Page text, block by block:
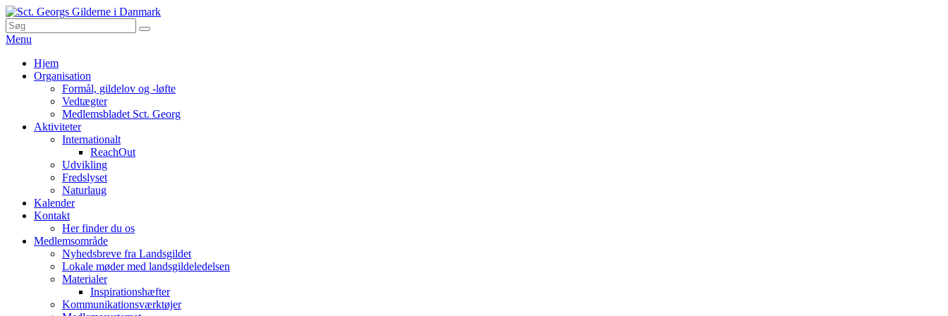
Skip
to
content
Sct. Georgs Gilderne i Danmark
Search
for:
Søg
Menu
Primær
menu
Hjem
Organisation
Formål, gildelov og -løfte
Vedtægter
Medlemsbladet Sct. Georg
Aktiviteter
Internationalt
ReachOut
Udvikling
Fredslyset
Naturlaug
Kalender
Kontakt
Her finder du os
Medlemsområde
Nyhedsbreve fra Landsgildet
Lokale møder med landsgildeledelsen
Materialer
Inspirationshæfter
Kommunikationsværktøjer